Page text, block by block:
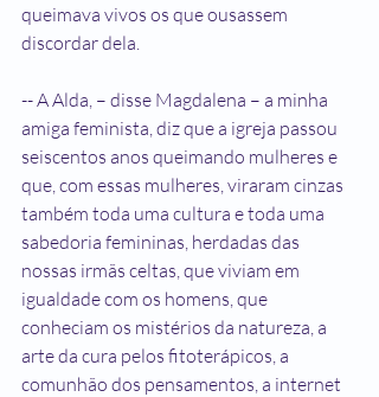
queimava vivos os que ousassem
discordar dela.
-- A Alda, – disse Magdalena – a minha
amiga feminista, diz que a igreja passou
seiscentos anos queimando mulheres e
que, com essas mulheres, viraram cinzas
também toda uma cultura e toda uma
sabedoria femininas, herdadas das
nossas irmãs celtas, que viviam em
igualdade com os homens, que
conheciam os mistérios da natureza, a
arte da cura pelos fitoterápicos, a
comunhão dos pensamentos, a internet